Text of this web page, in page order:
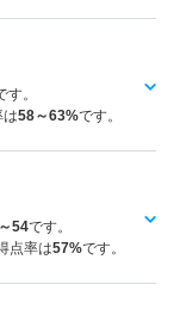
す。
58～63%です。
54です。
点率は57%です。